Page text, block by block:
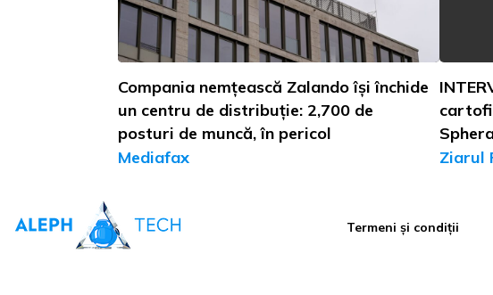
Compania nemțească Zalando își închide
un centru de distribuție: 2,700 de
posturi de muncă, în pericol
Mediafax
pui
Ziarul
Termeni și condiții